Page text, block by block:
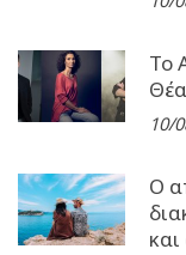
Το
10/
Ο